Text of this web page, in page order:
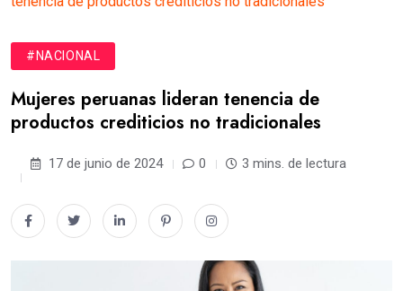
#NACIONAL
Mujeres peruanas lideran tenencia de
productos crediticios no tradicionales
17 de junio de 2024 0 3 mins. de lectura